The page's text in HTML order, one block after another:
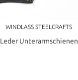
WINDLASS STEELCRAFTS
Leder Unterarmschienen